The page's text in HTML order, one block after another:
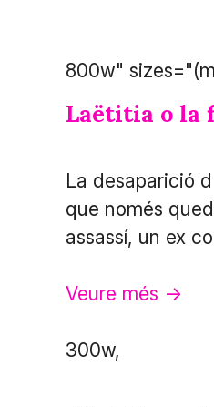
800w"
Laëtitia o la
La desaparició
que només
assassí, un ex
Veure més ->
300w,